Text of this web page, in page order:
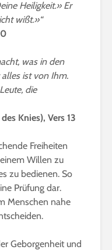
Heiligkeit.» Er
wißt.»“
was in den
ist von Ihm.
die
Knies), Vers 13
Freiheiten
Willen zu
zu bedienen. So
Prüfung dar.
Menschen nahe
Geborgenheit und